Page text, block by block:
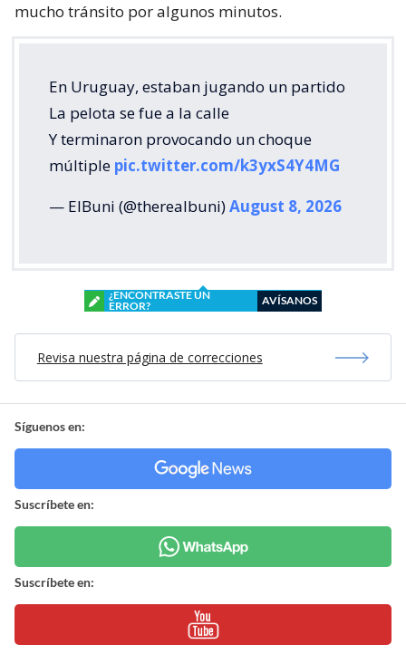
mucho tránsito por algunos minutos.
En Uruguay, estaban jugando un partido
La pelota se fue a la calle
Y terminaron provocando un choque
múltiple pic.twitter.com/k3yxS4Y4MG
— ElBuni (@therealbuni)August 8, 2026
¿ENCONTRASTE UN
ERROR?
AVÍSANOS
Revisa nuestra página de correcciones
Síguenos en:
Suscríbete en:
Suscríbete en: